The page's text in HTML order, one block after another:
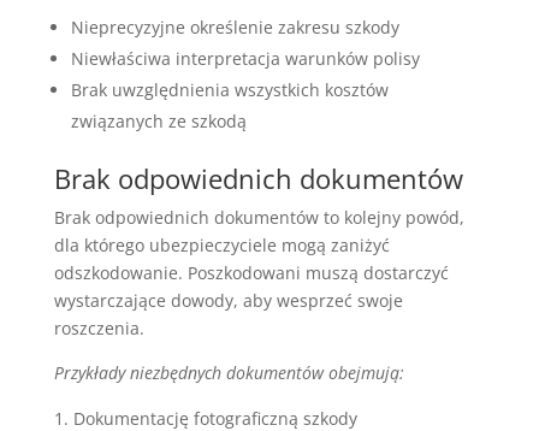
Nieprecyzyjne określenie zakresu szkody
Niewłaściwa interpretacja warunków polisy
Brak uwzględnienia wszystkich kosztów
związanych ze szkodą
Brak odpowiednich dokumentów
Brak odpowiednich dokumentów to kolejny powód,
dla którego ubezpieczyciele mogą zaniżyć
odszkodowanie. Poszkodowani muszą dostarczyć
wystarczające dowody, aby wesprzeć swoje
roszczenia.
Przykłady niezbędnych dokumentów obejmują:
Dokumentację fotograficzną szkody